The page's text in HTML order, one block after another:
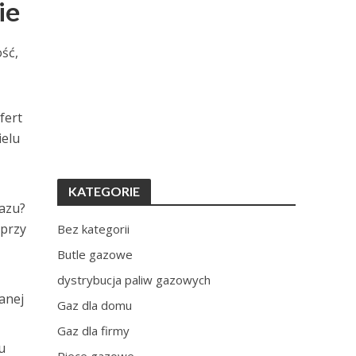
KATEGORIE
Bez kategorii
Butle gazowe
dystrybucja paliw gazowych
Gaz dla domu
Gaz dla firmy